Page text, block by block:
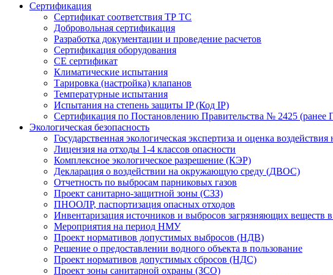
Сертификация
Cертификат соответствия ТР ТС
Добровольная сертификация
Разработка документации и проведение расчетов
Сертификация оборудования
CE cертификат
Климатические испытания
Тарировка (настройка) клапанов
Температурные испытания
Испытания на степень защиты IP (Код IP)
Сертификация по Постановлению Правительства № 2425
Экологическая безопасность
Государственная экологическая экспертиза и оценка
Лицензия на отходы 1-4 классов опасности
Комплексное экологическое разрешение (КЭР)
Декларация о воздействии на окружающую среду (ДВОС)
Отчетность по выбросам парниковых газов
Проект санитарно-защитной зоны (СЗЗ)
ПНООЛР, паспортизация опасных отходов
Инвентаризация источников и выбросов загрязняющих веществ
Мероприятия на период НМУ
Проект нормативов допустимых выбросов (НДВ)
Решение о предоставлении водного объекта в пользование
Проект нормативов допустимых сбросов (НДС)
Проект зоны санитарной охраны (ЗСО)